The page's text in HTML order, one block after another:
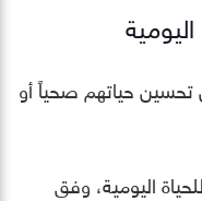
تحسين حياتهم صحياً أو
اليومية، وفق